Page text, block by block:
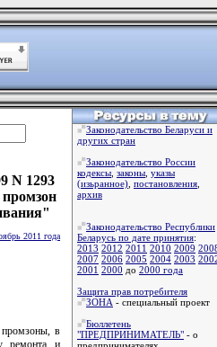
N 1293
промзон
2011 года
промзоны, в
ремонта и
Законодательство Беларуси и
других стран
Законодательство России
кодексы законы указы
(изьранное) постановления
архив
Законодательство Республики
Беларусь по дате принятия:
2013 2012 2011 2010 2009
2007 2006 2005 2004 2003
2001 2000 до 2000 года
Защита прав потребителя
ЗОНА - специальный проект
Бюллетень
"ПРЕДПРИНИМАТЕЛЬ" - о